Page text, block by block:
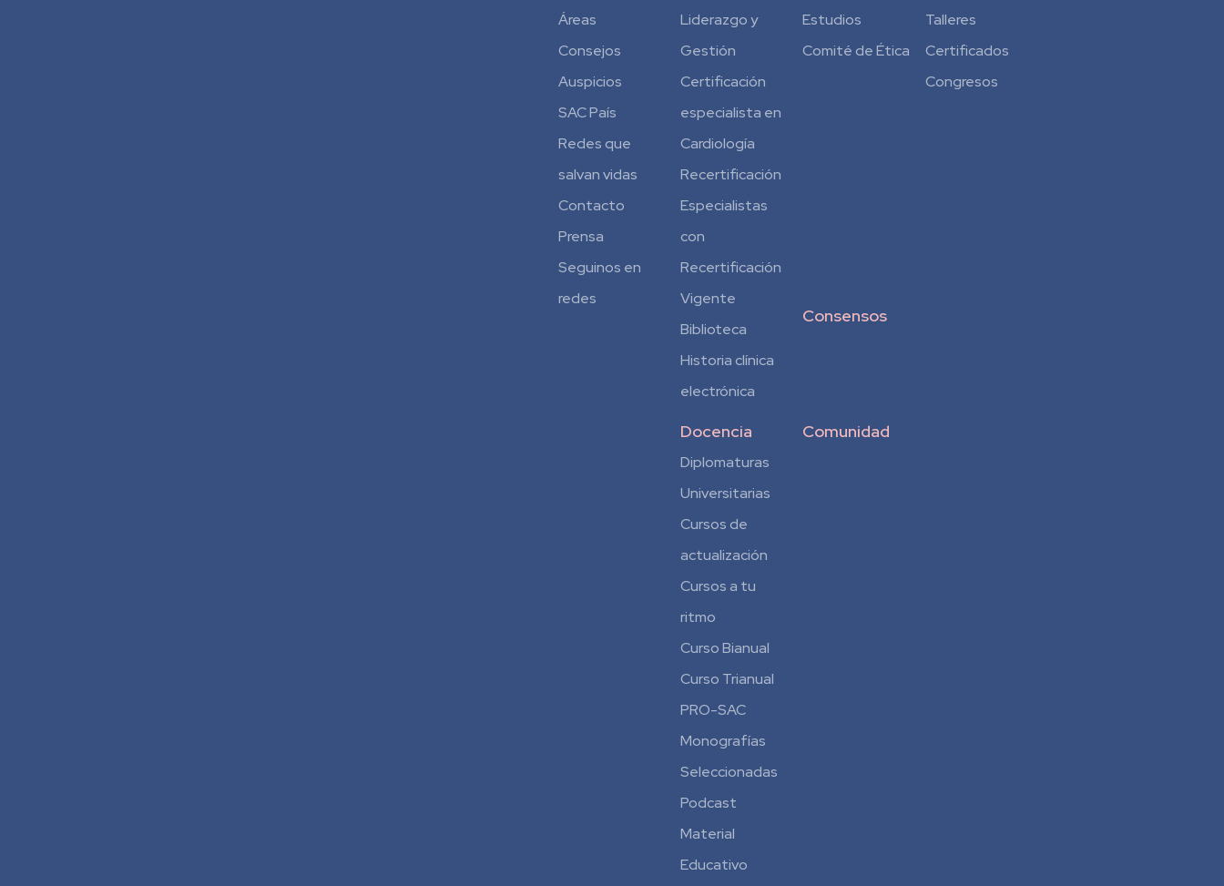
Áreas
Consejos
Auspicios
SAC País
Redes que
salvan vidas
Contacto
Prensa
Seguinos en
redes
Liderazgo y
Gestión
Certificación
especialista en
Cardiología
Recertificación
Especialistas
con
Recertificación
Vigente
Biblioteca
Historia clínica
electrónica
Docencia
Diplomaturas
Universitarias
Cursos de
actualización
Cursos a tu
ritmo
Curso Bianual
para
Residentes
Curso Trianual
PRO-SAC
Monografías
Seleccionadas
Podcast
Material
Educativo
Estudios
Comité de Ética
Consensos
Talleres
Certificados
Congresos
Comunidad